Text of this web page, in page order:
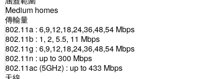
Medium homes
傳輸量
802.11a : 6,9,12,18,24,36,48,54 Mbps
802.11b : 1, 2, 5.5, 11 Mbps
802.11g : 6,9,12,18,24,36,48,54 Mbps
802.11n : up to 300 Mbps
802.11ac (5GHz) : up to 433 Mbps